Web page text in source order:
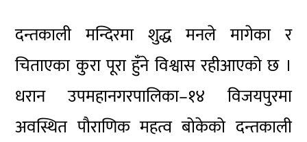
दन्तकाली मन्दिरमा शुद्ध मनले मागेका र
चिताएका कुरा पूरा हुँने विश्वास रहीआएको छ ।
धरान उपमहानगरपालिका–१४ विजयपुरमा
अवस्थित पौराणिक महत्व बोकेको दन्तकाली